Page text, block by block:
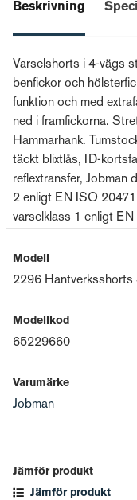
Beskrivning
Varselshorts i 4-vägs
benfickor och
funktion och med
ned i framfickorna.
Hammarhank.
täckt blixtlås, ID-
reflextransfer, Jobman
2 enligt EN ISO
varselklass 1 enligt
Modell
2296 Hantverksshorts
Modellkod
65229660
Varumärke
Jobman
Jämför produkt
Jämför produkt